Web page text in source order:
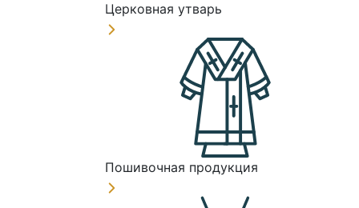
Церковная утварь
Пошивочная продукция